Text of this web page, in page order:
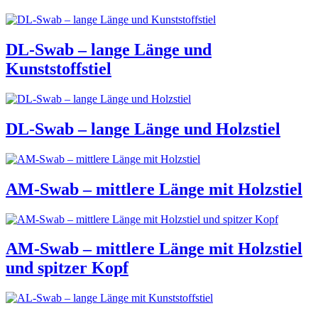
DL-Swab – lange Länge und
Kunststoffstiel
DL-Swab – lange Länge und Holzstiel
AM-Swab – mittlere Länge mit Holzstiel
AM-Swab – mittlere Länge mit Holzstiel
und spitzer Kopf